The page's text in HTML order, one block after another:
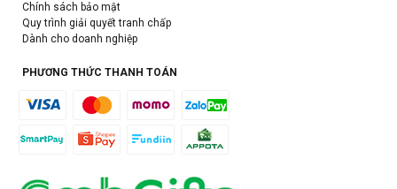
Chính sách bảo mật
Quy trình giải quyết tranh chấp
Dành cho doanh nghiệp
PHƯƠNG THỨC THANH TOÁN